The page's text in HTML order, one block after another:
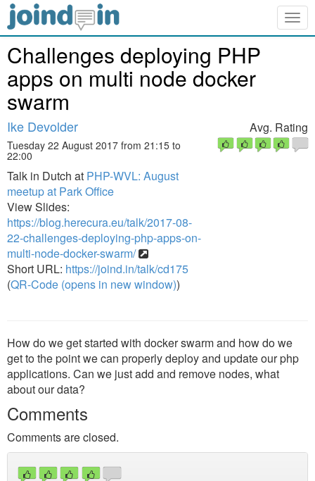
Challenges deploying PHP
apps on multi node docker
swarm
Ike Devolder
Tuesday 22 August 2017 from 21:15 to
22:00
Talk in Dutch at PHP-WVL: August
meetup at Park Office
View Slides:
https://blog.herecura.eu/talk/2017-08-
22-challenges-deploying-php-apps-on-
multi-node-docker-swarm/
Short URL: https://joind.in/talk/cd175
(QR-Code (opens in new window))
Avg. Rating
How do we get started with docker swarm and how do we
get to the point we can properly deploy and update our php
applications. Can we just add and remove nodes, what
about our data?
Comments
Comments are closed.